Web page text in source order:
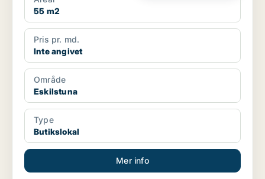
55 m2
Pris pr. md.
Inte angivet
Område
Eskilstuna
Type
Butikslokal
Mer info